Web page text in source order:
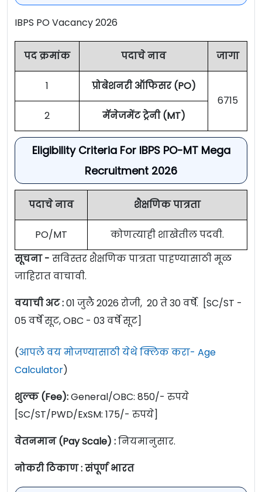
IBPS PO Vacancy 2026
पद क्रमांक पदाचे नाव जागा
1
प्रोबेशनरी ऑफिसर (PO)
6715
2
मॅनेजमेंट ट्रेनी (MT)
Eligibility Criteria For IBPS PO-MT Mega
Recruitment 2026
पदाचे नाव शैक्षणिक पात्रता
PO/MT
कोणत्याही शाखेतील पदवी.
सूचना - सविस्तर शैक्षणिक पात्रता पाहण्यासाठी मूळ
जाहिरात वाचावी.
वयाची अट :01 जुलै 2026 रोजी, 20 ते 30 वर्षे. [SC/ST -
05 वर्षे सूट, OBC - 03 वर्षे सूट]
(आपले वय मोजण्यासाठी येथे क्लिक करा- Age
Calculator)
शुल्क (Fee):General/OBC: 850/- रुपये
[SC/ST/PWD/ExSM: 175/- रुपये]
वेतनमान (Pay Scale) :नियमानुसार.
नोकरी ठिकाण : संपूर्ण भारत